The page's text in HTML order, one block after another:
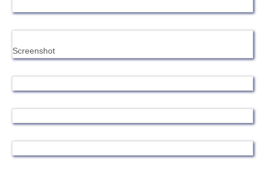
Screenshot